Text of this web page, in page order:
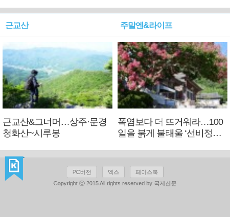
근교산
근교산&그너머…상주·문경
청화산~시루봉
주말엔&라이프
폭염보다 더 뜨거워라…100
일을 붉게 불태울 ‘선비정신’
PC버전 엑스
페이스북
Copyright ⓒ 2015 All rights reserved by 국제신문